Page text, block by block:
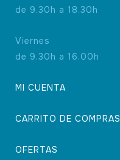
de 9.30h a 18.30h
Viernes
de 9.30h a 16.00h
MI CUENTA
CARRITO DE COMPRAS
OFERTAS